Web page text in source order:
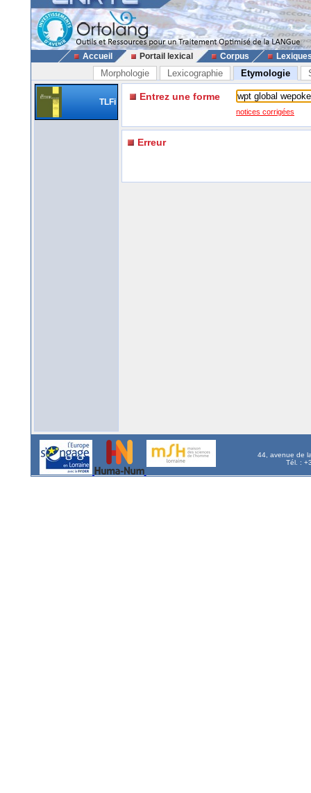
Accueil Portail lexical Corpus
Morphologie Lexicographie Etymologie
TLFi Entrez une forme
notices corrigées
Erreur
44, avenue de
Tél. :